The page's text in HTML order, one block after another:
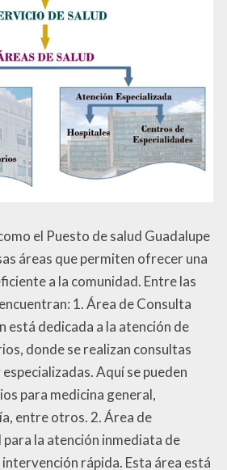
el Puesto de salud Guadalupe
áreas que permiten ofrecer una
a la comunidad. Entre las
1. Área de Consulta
está dedicada a la atención de
donde se realizan consultas
Aquí se pueden
para medicina general,
entre otros. 2. Área de
para la atención inmediata de
rápida. Esta área está